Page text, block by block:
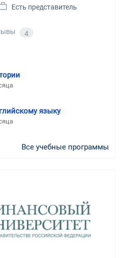
Есть представитель
4
языку
Все учебные программы